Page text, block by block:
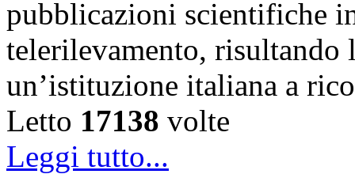
pubblicazioni scientifiche
telerilevamento, risultando
un’istituzione italiana a
Letto 17138 volte
Leggi tutto...